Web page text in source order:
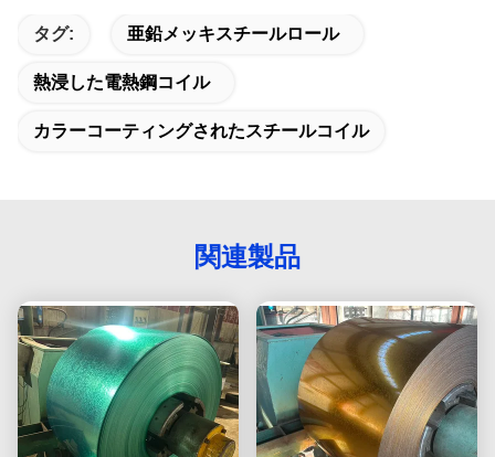
タグ: 亜鉛メッキスチールロール
熱浸した電熱鋼コイル
カラーコーティングされたスチールコイル
関連製品